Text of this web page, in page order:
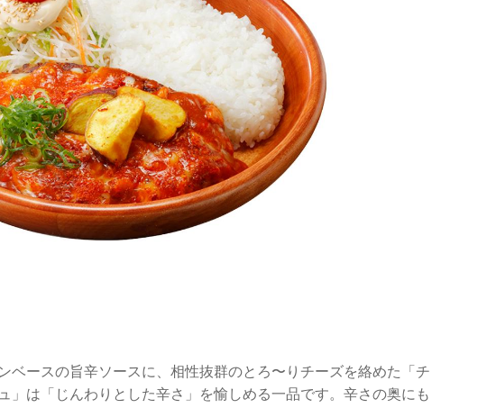
ベースの旨辛ソースに、相性抜群のとろ〜りチーズを絡めた「チ
」は「じんわりとした辛さ」を愉しめる一品です。辛さの奥にも